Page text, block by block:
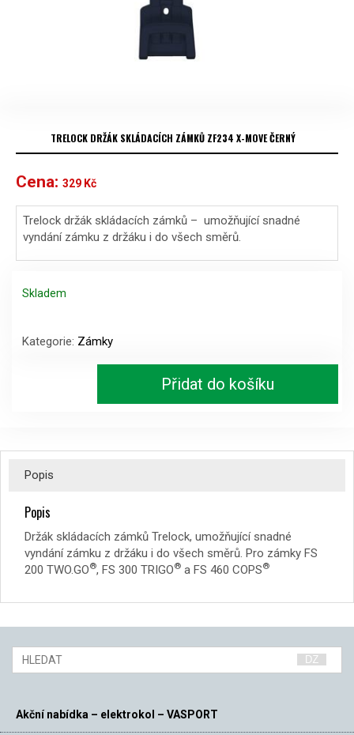
TRELOCK DRŽÁK SKLÁDACÍCH ZÁMKŮ ZF234 X-MOVE ČERNÝ
Cena: 329 Kč
Trelock držák skládacích zámků – umožňující snadné
vyndání zámku z držáku i do všech směrů.
Skladem
držák
skládacích
množství
Kategorie: Zámky
Přidat do košíku
Popis
Popis
Držák skládacích zámků Trelock, umožňující snadné
vyndání zámku z držáku i do všech směrů. Pro zámky FS
200 TWO.GO®, FS 300 TRIGO® a FS 460 COPS®
Akční nabídka – elektrokol – VASPORT